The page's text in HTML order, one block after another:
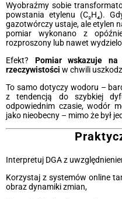
Wyobraźmy sobie
powstania etylenu (C₂H₄).
gazotwórczy ustaje, ale etylen
pomiar wykonano z
rozproszony lub nawet
Efekt? Pomiar wskazuje
rzeczywistości w chwili
To samo dotyczy wodoru –
z tendencją do szybkiej
odpowiednim czasie, wodór
jako nieobecny – mimo że był
Interpretuj DGA z
Korzystaj z systemów online
obraz dynamiki zmian,